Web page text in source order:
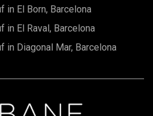
in El Born, Barcelona
in El Raval, Barcelona
in Diagonal Mar, Barcelona